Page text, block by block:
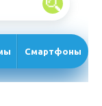
Смартфоны